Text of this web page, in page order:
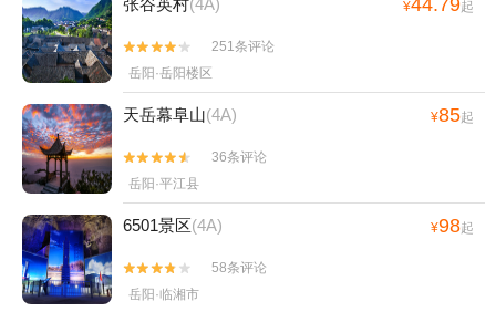
¥ 起


251条评论
岳阳·岳阳楼区
天岳幕阜山(4A) ¥85起


36条评论
岳阳·平江县
6501景区(4A) ¥98起


58条评论
岳阳·临湘市